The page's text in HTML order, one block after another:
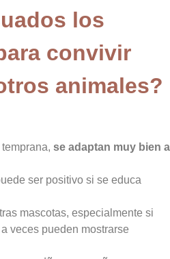
los
convivir
animales?
se adaptan muy bien a
ser positivo si se educa
mascotas, especialmente si
veces pueden mostrarse